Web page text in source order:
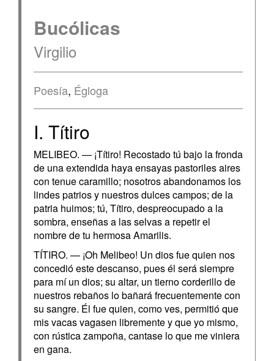
Bucólicas
Virgilio
Poesía, Égloga
I. Títiro
MELIBEO. — ¡Títiro! Recostado tú bajo la fronda
de una extendida haya ensayas pastoriles aires
con tenue caramillo; nosotros abandonamos los
lindes patrios y nuestros dulces campos; de la
patria huimos; tú, Títiro, despreocupado a la
sombra, enseñas a las selvas a repetir el
nombre de tu hermosa Amarilis.
TÍTIRO. — ¡Oh Melibeo! Un dios fue quien nos
concedió este descanso, pues él será siempre
para mí un dios; su altar, un tierno corderillo de
nuestros rebaños lo bañará frecuentemente con
su sangre. Él fue quien, como ves, permitió que
mis vacas vagasen libremente y que yo mismo,
con rústica zampoña, cantase lo que me viniera
en gana.